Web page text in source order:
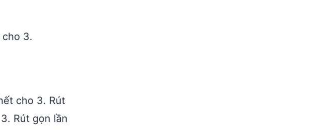
3.
cho 3. Rút
Rút gọn lần